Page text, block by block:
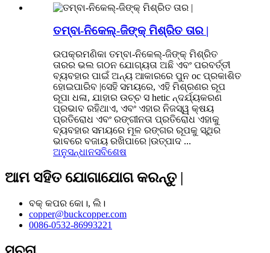
ତମ୍ବା-ନିକେଲ୍-ଜିଙ୍କ୍ ମିଶ୍ରିତ ତାର |
ଉପକ୍ରମଣିକା ତମ୍ବା-ନିକେଲ୍-ଜିଙ୍କ୍ ମିଶ୍ରିତ
ତାରର ଭଲ ଗଠନ ଯୋଗ୍ୟତା ଅଛି ଏବଂ ପରବର୍ତ୍ତୀ
ବ୍ୟବହାର ପାଇଁ ଅନ୍ୟ ଆକାରରେ ପୁନ oc ପ୍ରକାଶିତ
ହୋଇପାରିବ |ସେହି ସମୟରେ, ଏହି ମିଶ୍ରଣର ରୂପ
ରୂପା ଧଳା, ଯାହାର ଉଚ୍ଚ ସ hetic ନ୍ଦର୍ଯ୍ୟକରଣ
ପ୍ରଭାବ ରହିଥାଏ, ଏବଂ ଏହାର ନିଜସ୍ୱ କ୍ଷୟ
ପ୍ରତିରୋଧ ଏବଂ ରଙ୍ଗୀନତା ପ୍ରତିରୋଧ ଏହାକୁ
ବ୍ୟବହାର ସମୟରେ ମୂଳ ରଙ୍ଗର ରୂପକୁ ସ୍ଥିର
ଭାବରେ ବଜାୟ ରଖିପାରେ |ଉତ୍ପାଦ ...
ଅନୁସନ୍ଧାନସବିଶେଷ
ଆମ ସହିତ ଯୋଗାଯୋଗ କରନ୍ତୁ |
ବକ୍ କପର କୋ।, ଲି।
copper@buckcopper.com
0086-0532-86993221